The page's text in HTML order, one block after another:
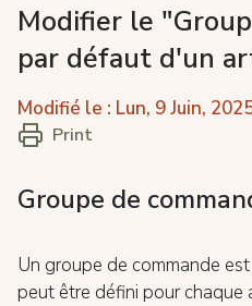
Modifier le
par défaut d'un
Modifié le : Lun, 9 Juin,
Print
Groupe de
Un groupe de commande
peut être défini pour chaque